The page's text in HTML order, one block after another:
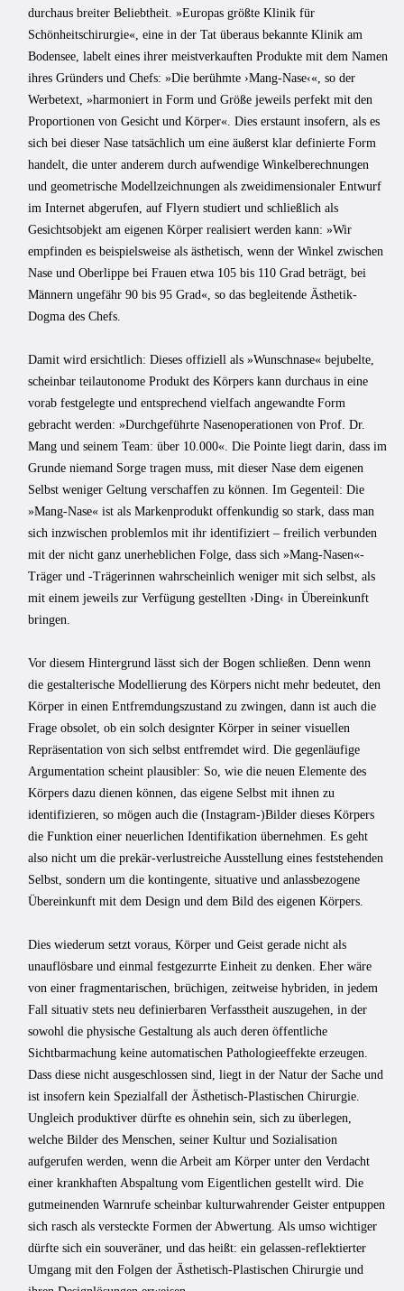
durchaus breiter Beliebtheit. »Europas größte Klinik für
Schönheitschirurgie«, eine in der Tat überaus bekannte Klinik am
Bodensee, labelt eines ihrer meistverkauften Produkte mit dem Namen
ihres Gründers und Chefs: »Die berühmte ›Mang-Nase‹«, so der
Werbetext, »harmoniert in Form und Größe jeweils perfekt mit den
Proportionen von Gesicht und Körper«. Dies erstaunt insofern, als es
sich bei dieser Nase tatsächlich um eine äußerst klar definierte Form
handelt, die unter anderem durch aufwendige Winkelberechnungen
und geometrische Modellzeichnungen als zweidimensionaler Entwurf
im Internet abgerufen, auf Flyern studiert und schließlich als
Gesichtsobjekt am eigenen Körper realisiert werden kann: »Wir
empfinden es beispielsweise als ästhetisch, wenn der Winkel zwischen
Nase und Oberlippe bei Frauen etwa 105 bis 110 Grad beträgt, bei
Männern ungefähr 90 bis 95 Grad«, so das begleitende Ästhetik-
Dogma des Chefs.
Damit wird ersichtlich: Dieses offiziell als »Wunschnase« bejubelte,
scheinbar teilautonome Produkt des Körpers kann durchaus in eine
vorab festgelegte und entsprechend vielfach angewandte Form
gebracht werden: »Durchgeführte Nasenoperationen von Prof. Dr.
Mang und seinem Team: über 10.000«. Die Pointe liegt darin, dass im
Grunde niemand Sorge tragen muss, mit dieser Nase dem eigenen
Selbst weniger Geltung verschaffen zu können. Im Gegenteil: Die
»Mang-Nase« ist als Markenprodukt offenkundig so stark, dass man
sich inzwischen problemlos mit ihr identifiziert – freilich verbunden
mit der nicht ganz unerheblichen Folge, dass sich »Mang-Nasen«-
Träger und -Trägerinnen wahrscheinlich weniger mit sich selbst, als
mit einem jeweils zur Verfügung gestellten ›Ding‹ in Übereinkunft
bringen.
Vor diesem Hintergrund lässt sich der Bogen schließen. Denn wenn
die gestalterische Modellierung des Körpers nicht mehr bedeutet, den
Körper in einen Entfremdungszustand zu zwingen, dann ist auch die
Frage obsolet, ob ein solch designter Körper in seiner visuellen
Repräsentation von sich selbst entfremdet wird. Die gegenläufige
Argumentation scheint plausibler: So, wie die neuen Elemente des
Körpers dazu dienen können, das eigene Selbst mit ihnen zu
identifizieren, so mögen auch die (Instagram-)Bilder dieses Körpers
die Funktion einer neuerlichen Identifikation übernehmen. Es geht
also nicht um die prekär-verlustreiche Ausstellung eines feststehenden
Selbst, sondern um die kontingente, situative und anlassbezogene
Übereinkunft mit dem Design und dem Bild des eigenen Körpers.
Dies wiederum setzt voraus, Körper und Geist gerade nicht als
unauflösbare und einmal festgezurrte Einheit zu denken. Eher wäre
von einer fragmentarischen, brüchigen, zeitweise hybriden, in jedem
Fall situativ stets neu definierbaren Verfasstheit auszugehen, in der
sowohl die physische Gestaltung als auch deren öffentliche
Sichtbarmachung keine automatischen Pathologieeffekte erzeugen.
Dass diese nicht ausgeschlossen sind, liegt in der Natur der Sache und
ist insofern kein Spezialfall der Ästhetisch-Plastischen Chirurgie.
Ungleich produktiver dürfte es ohnehin sein, sich zu überlegen,
welche Bilder des Menschen, seiner Kultur und Sozialisation
aufgerufen werden, wenn die Arbeit am Körper unter den Verdacht
einer krankhaften Abspaltung vom Eigentlichen gestellt wird. Die
gutmeinenden Warnrufe scheinbar kulturwahrender Geister entpuppen
sich rasch als versteckte Formen der Abwertung. Als umso wichtiger
dürfte sich ein souveräner, und das heißt: ein gelassen-reflektierter
Umgang mit den Folgen der Ästhetisch-Plastischen Chirurgie und